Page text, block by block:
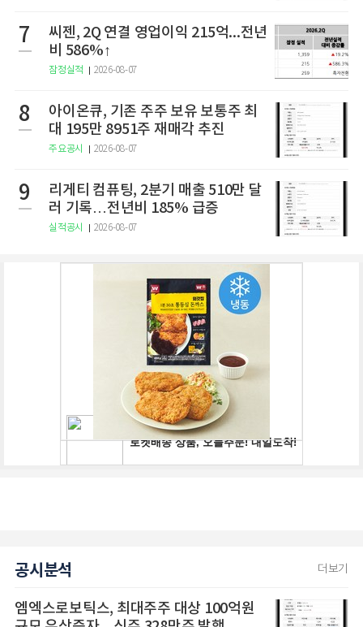
7
씨젠, 2Q 연결 영업이익 215억...전년
비 586%↑
잠정실적 2026-08-07
8
아이온큐, 기존 주주 보유 보통주 최
대 195만 8951주 재매각 추진
주요공시 2026-08-07
9
리게티 컴퓨팅, 2분기 매출 510만 달
러 기록…전년비 185% 급증
실적공시 2026-08-07
공시분석 더보기
엠엑스로보틱스, 최대주주 대상 100억원